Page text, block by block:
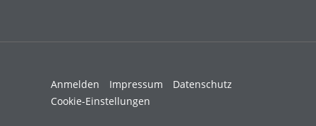
Anmelden Impressum
Datenschutz
Cookie-Einstellungen